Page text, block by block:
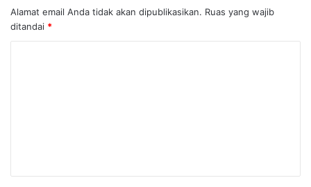
Alamat email Anda tidak akan dipublikasikan. Ruas yang wajib
ditandai *